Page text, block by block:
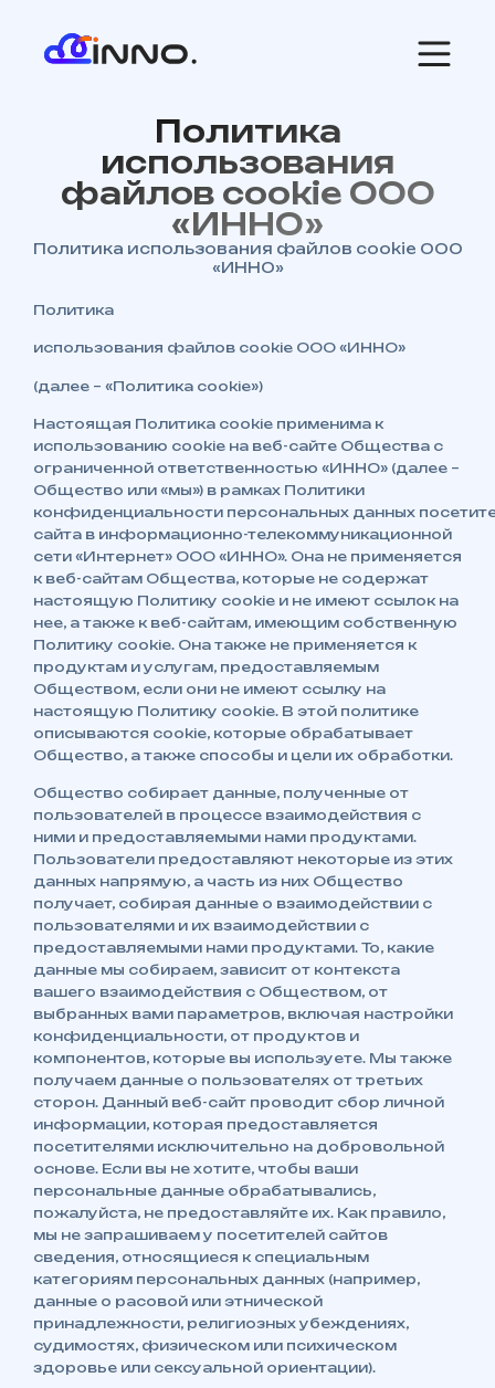
Политика
использования
файлов cookie ООО
«ИННО»
Политика использования файлов cookie ООО
«ИННО»
Политика
использования файлов cookie ООО «ИННО»
(далее – «Политика cookie»)
Настоящая Политика cookie применима к
использованию cookie на веб-сайте Общества с
ограниченной ответственностью «ИННО» (далее –
Общество или «мы») в рамках Политики
конфиденциальности персональных данных
сайта в информационно-телекоммуникационной
сети «Интернет» ООО «ИННО». Она не применяется
к веб-сайтам Общества, которые не содержат
настоящую Политику cookie и не имеют ссылок на
нее, а также к веб-сайтам, имеющим собственную
Политику cookie. Она также не применяется к
продуктам и услугам, предоставляемым
Обществом, если они не имеют ссылку на
настоящую Политику cookie. В этой политике
описываются cookie, которые обрабатывает
Общество, а также способы и цели их обработки.
Общество собирает данные, полученные от
пользователей в процессе взаимодействия с
ними и предоставляемыми нами продуктами.
Пользователи предоставляют некоторые из этих
данных напрямую, а часть из них Общество
получает, собирая данные о взаимодействии с
пользователями и их взаимодействии с
предоставляемыми нами продуктами. То, какие
данные мы собираем, зависит от контекста
вашего взаимодействия с Обществом, от
выбранных вами параметров, включая настройки
конфиденциальности, от продуктов и
компонентов, которые вы используете. Мы также
получаем данные о пользователях от третьих
сторон. Данный веб-сайт проводит сбор личной
информации, которая предоставляется
посетителями исключительно на добровольной
основе. Если вы не хотите, чтобы ваши
персональные данные обрабатывались,
пожалуйста, не предоставляйте их. Как правило,
мы не запрашиваем у посетителей сайтов
сведения, относящиеся к специальным
категориям персональных данных (например,
данные о расовой или этнической
принадлежности, религиозных убеждениях,
судимостях, физическом или психическом
здоровье или сексуальной ориентации).